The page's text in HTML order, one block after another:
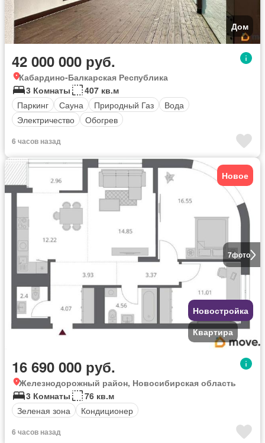
Дом
42 000 000 руб.
Кабардино-Балкарская Республика
3 Комнаты
407 кв.м
Паркинг
Сауна Природный Газ
Вода
Электричество
Обогрев
6 часов назад
7фото
Новое
Новостройка
Квартира
16 690 000 руб.
Железнодорожный район, Новосибирская область
3 Комнаты
76 кв.м
Зеленая зона
Кондиционер
6 часов назад